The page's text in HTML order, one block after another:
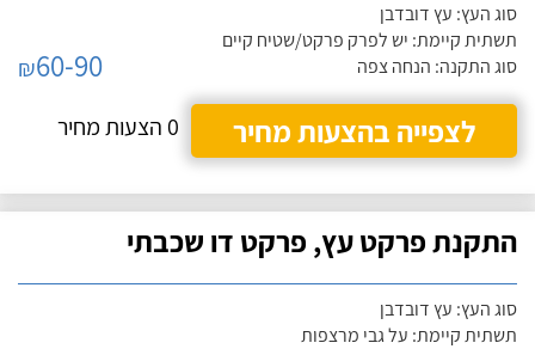
סוג העץ: עץ דובדבן
תשתית קיימת: יש לפרק פרקט/שטיח קיים
סוג התקנה: הנחה צפה
₪60-90
לצפייה בהצעות מחיר
0 הצעות מחיר
התקנת פרקט עץ, פרקט דו שכבתי
סוג העץ: עץ דובדבן
תשתית קיימת: על גבי מרצפות